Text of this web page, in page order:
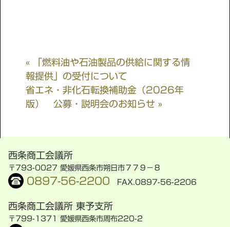
« 「燃料油や石油製品の供給に関する情
報提供」の受付について
省エネ・非化石転換補助金（2026年
版） 公募・説明会のお知らせ »
西条商工会議所
〒793-0027 愛媛県西条市朔日市７７９−８
0897-56-2200 FAX.0897-56-2206
西条商工会議所 東予支所
〒799-1371 愛媛県西条市周布220-2